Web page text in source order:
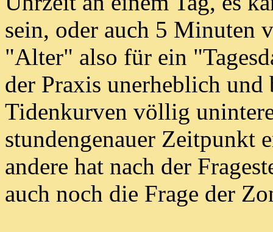
sein, oder auch 5 Minuten
"Alter" also für ein
der Praxis unerheblich
Tidenkurven völlig
stundengenauer Zeitpunkt
andere hat nach der
auch noch die Frage der